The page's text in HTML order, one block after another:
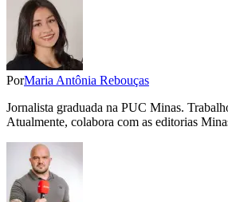
PorMaria Antônia Rebouças
Jornalista graduada na PUC Minas.
Atualmente, colabora com as editorias